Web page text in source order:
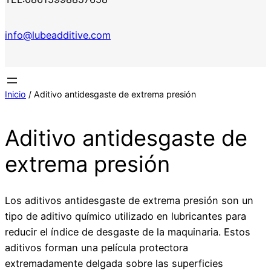
info@lubeadditive.com
Inicio / Aditivo antidesgaste de extrema presión
Aditivo antidesgaste de
extrema presión
Los aditivos antidesgaste de extrema presión son un
tipo de aditivo químico utilizado en lubricantes para
reducir el índice de desgaste de la maquinaria. Estos
aditivos forman una película protectora
extremadamente delgada sobre las superficies